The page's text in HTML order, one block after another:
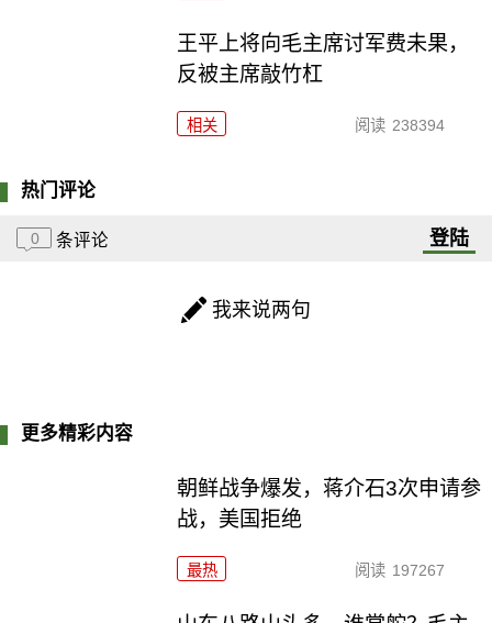
王平上将向毛主席讨军费未果，
反被主席敲竹杠
相关 阅读 238394
热门评论
0 条评论 登陆
我来说两句
更多精彩内容
朝鲜战争爆发，蒋介石3次申请参
战，美国拒绝
最热 阅读 197267